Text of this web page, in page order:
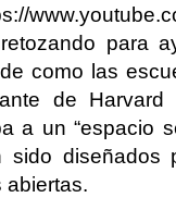
para
como las
de
a un “espacio
sido
abiertas.